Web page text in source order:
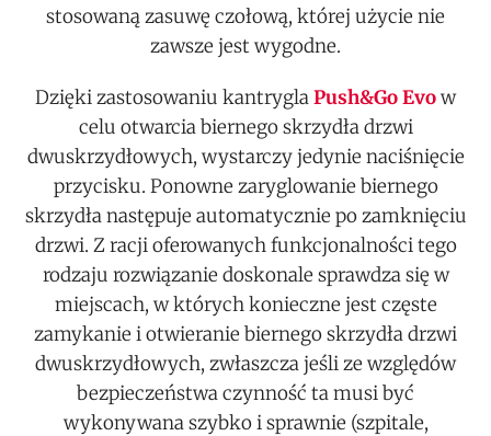
stosowaną zasuwę czołową, której użycie nie
zawsze jest wygodne.
Dzięki zastosowaniu kantryglaPush&Go Evow
celu otwarcia biernego skrzydła drzwi
dwuskrzydłowych, wystarczy jedynie naciśnięcie
przycisku. Ponowne zaryglowanie biernego
skrzydła następuje automatycznie po zamknięciu
drzwi. Z racji oferowanych funkcjonalności tego
rodzaju rozwiązanie doskonale sprawdza się w
miejscach, w których konieczne jest częste
zamykanie i otwieranie biernego skrzydła drzwi
dwuskrzydłowych, zwłaszcza jeśli ze względów
bezpieczeństwa czynność ta musi być
wykonywana szybko i sprawnie (szpitale,